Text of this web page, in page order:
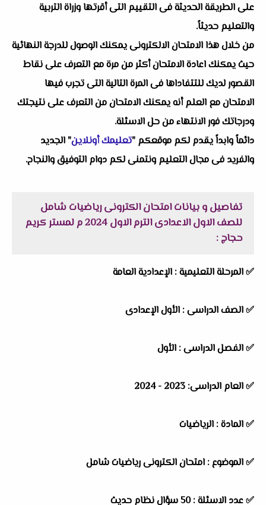
على الطريقة الحديثة فى التقييم التى أقرتها وزراة التربية
والتعليم حديثاً.
من خلال هذا الامتحان الالكترونى يمكنك الوصول للدرجة النهائية
حيث يمكنك اعادة الامتحان أكثر من مرة مع التعرف على نقاط
القصور لديك للتتفاداها فى المرة التالية التى تجرب فيها
الامتحان مع العلم أنه يمكنك الامتحان من التعرف على نتيجتك
ودرجاتك فور الانتهاء من حل الاسئلة.
دائماً وابداً يقدم لكم موقعكم "تعليمك أونلاين" الجديد
والفريد فى مجال التعليم ونتمنى لكم دوام التوفيق والنجاح.
تفاصيل و بياناتامتحان الكترونى رياضيات شامل
للصف الاول الاعدادى الترم الاول 2024 م لمستر كريم
حجاج:
✅ المرحلة التعليمية : الإعدادية العامة
✅ الصف الدراسى : الأول الإعدادى
✅ الفصل الدراسى : الأول
✅ العام الدراسى: 2023 - 2024
✅ المادة : الرياضيات
✅ الموضوع : امتحان الكترونى رياضيات شامل
✅ عدد الاسئلة : 50 سؤال نظام حديث